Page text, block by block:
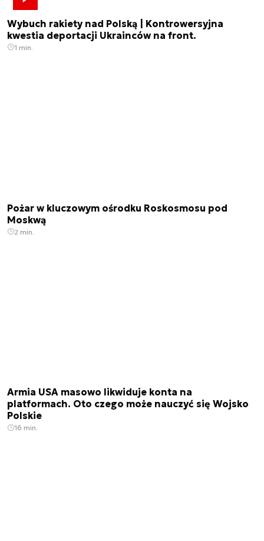
Wybuch rakiety nad Polską | Kontrowersyjna
kwestia deportacji Ukrainców na front.
1 min.
Pożar w kluczowym ośrodku Roskosmosu pod
Moskwą
2 min.
Armia USA masowo likwiduje konta na
platformach. Oto czego może nauczyć się Wojsko
Polskie
16 min.